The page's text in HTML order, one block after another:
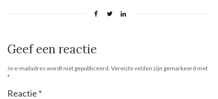
Geef een reactie
Je e-mailadres wordt niet gepubliceerd. Vereiste velden zijn gemarkeerd met
*
Reactie *